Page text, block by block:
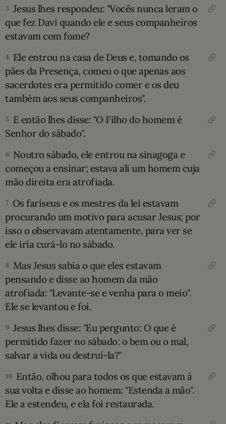
10 MANDAMENTOS
ESTUDOS BÍBLICOS
ESBOÇOS DE PREGAÇÃO
TEMAS
PERGUNTE À BÍBLIA
TERMO BÍBLICO
QUEM SOMOS
3 Jesus lhes respondeu: "Vocês nunca leram o
que fez Davi quando ele e seus companheiros
estavam com fome?
4 Ele entrou na casa de Deus e, tomando os
pães da Presença, comeu o que apenas aos
sacerdotes era permitido comer e os deu
também aos seus companheiros".
5 E então lhes disse: "O Filho do homem é
Senhor do sábado".
6 Noutro sábado, ele entrou na sinagoga e
começou a ensinar; estava ali um homem cuja
mão direita era atrofiada.
7 Os fariseus e os mestres da lei estavam
procurando um motivo para acusar Jesus; por
isso o observavam atentamente, para ver se
ele iria curá-lo no sábado.
8 Mas Jesus sabia o que eles estavam
pensando e disse ao homem da mão
atrofiada: "Levante-se e venha para o meio".
Ele se levantou e foi.
9 Jesus lhes disse: "Eu pergunto: O que é
permitido fazer no sábado: o bem ou o mal,
salvar a vida ou destruí-la?"
10 Então, olhou para todos os que estavam à
sua volta e disse ao homem: "Estenda a mão".
Ele a estendeu, e ela foi restaurada.